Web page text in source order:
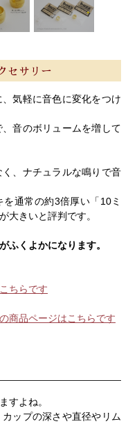
セサリー
気軽に音色に変化をつけ
音のボリュームを増して
、ナチュラルな鳴りで音
通常の約3倍厚い「10ミ
大きいと評判です。
ふくよかになります。
ちらです
商品ページはこちらです
すよね。
ップの深さや直径やリム